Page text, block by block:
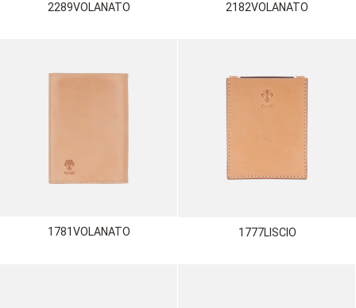
2289VOLANATO 2182VOLANATO
1781VOLANATO 1777LISCIO